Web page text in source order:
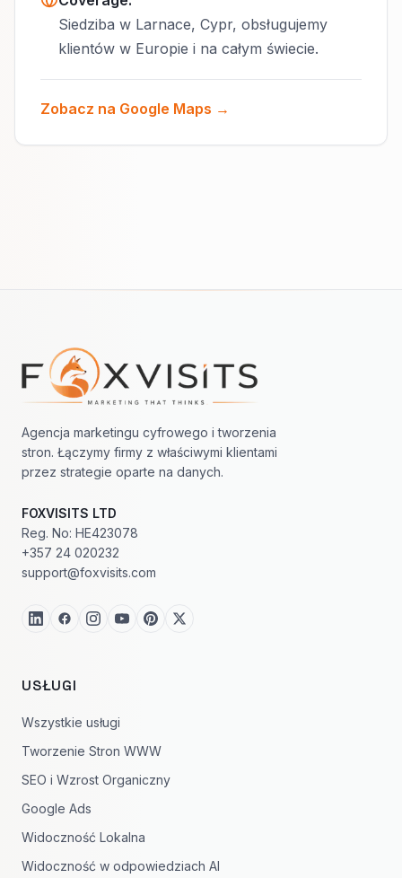
Siedziba w Larnace, Cypr, obsługujemy
klientów w Europie i na całym świecie.
Zobacz na Google Maps →
Nawigacja w stopce
Agencja marketingu cyfrowego i tworzenia
stron. Łączymy firmy z właściwymi klientami
przez strategie oparte na danych.
FOXVISITS LTD
Reg. No: HE423078
+357 24 020232
support@foxvisits.com
USŁUGI
Wszystkie usługi
Tworzenie Stron WWW
SEO i Wzrost Organiczny
Google Ads
Widoczność Lokalna
Widoczność w odpowiedziach AI